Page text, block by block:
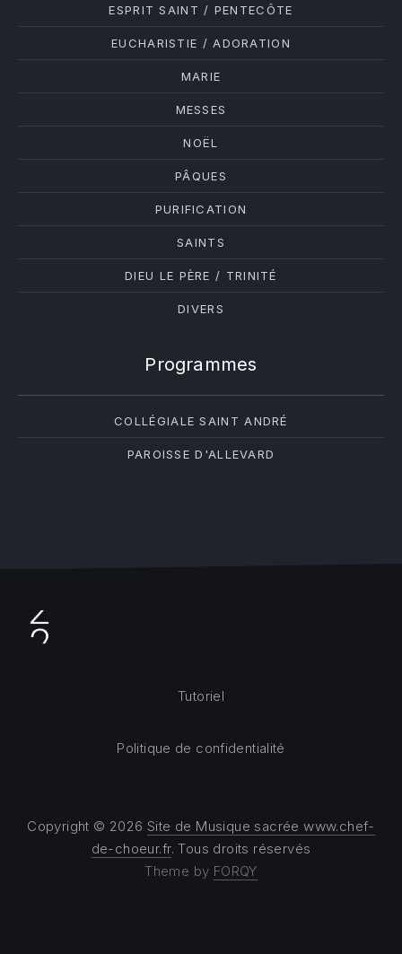
ESPRIT SAINT / PENTECÔTE
EUCHARISTIE / ADORATION
MARIE
MESSES
NOËL
PÂQUES
PURIFICATION
SAINTS
DIEU LE PÈRE / TRINITÉ
DIVERS
Programmes
COLLÉGIALE SAINT ANDRÉ
PAROISSE D'ALLEVARD
Copyright © 2026 Site de Musique sacrée www.chef-
de-choeur.fr. Tous droits réservés
Theme by FORQY
Tutoriel
Politique de confidentialité